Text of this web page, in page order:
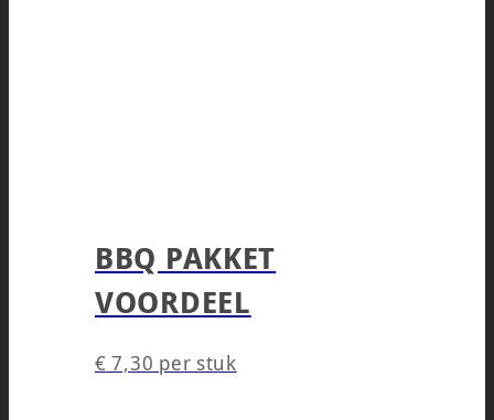
BBQ PAKKET
VOORDEEL
€ 7,30 per stuk